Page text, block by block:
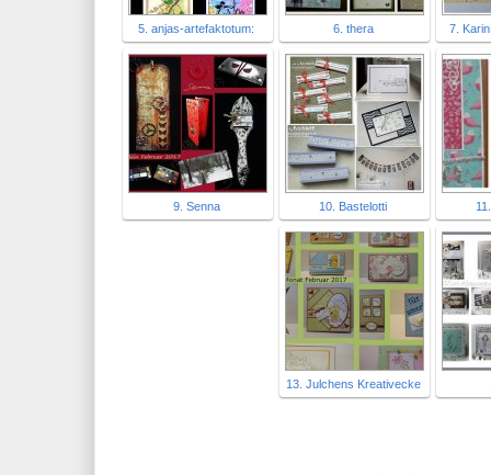
5. anjas-artefaktotum: 6. thera 7.
9. Senna 10. Bastelotti
13. Julchens Kreativecke